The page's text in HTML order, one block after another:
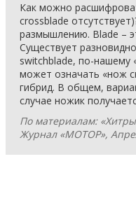
Как можно
crossblade
размышлению. Blade –
Существует
switchblade, по-нашему
может означать «нож
гибрид. В общем,
случае ножик
По материалам:
Журнал «МОТОР»,